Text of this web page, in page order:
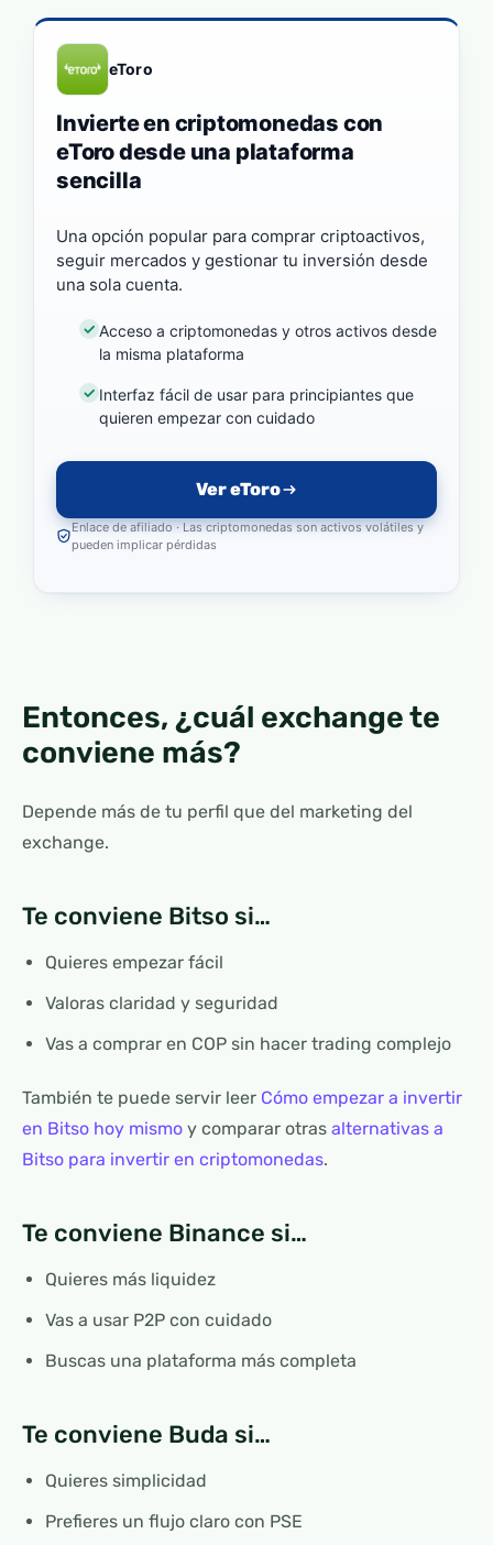
eToro
Invierte en criptomonedas con
eToro desde una plataforma
sencilla
Una opción popular para comprar criptoactivos,
seguir mercados y gestionar tu inversión desde
una sola cuenta.
Acceso a criptomonedas y otros activos desde
la misma plataforma
Interfaz fácil de usar para principiantes que
quieren empezar con cuidado
Ver eToro
Enlace de afiliado · Las criptomonedas son activos volátiles y
pueden implicar pérdidas
Entonces, ¿cuál exchange te
conviene más?
Depende más de tu perfil que del marketing del
exchange.
Te conviene Bitso si…
Quieres empezar fácil
Valoras claridad y seguridad
Vas a comprar en COP sin hacer trading complejo
También te puede servir leer Cómo empezar a invertir
en Bitso hoy mismo y comparar otras alternativas a
Bitso para invertir en criptomonedas.
Te conviene Binance si…
Quieres más liquidez
Vas a usar P2P con cuidado
Buscas una plataforma más completa
Te conviene Buda si…
Quieres simplicidad
Prefieres un flujo claro con PSE